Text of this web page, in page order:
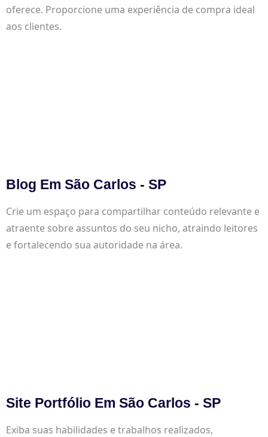
oferece. Proporcione uma experiência de compra ideal
aos clientes.
Blog Em São Carlos - SP
Crie um espaço para compartilhar conteúdo relevante e
atraente sobre assuntos do seu nicho, atraindo leitores
e fortalecendo sua autoridade na área.
Site Portfólio Em São Carlos - SP
Exiba suas habilidades e trabalhos realizados,